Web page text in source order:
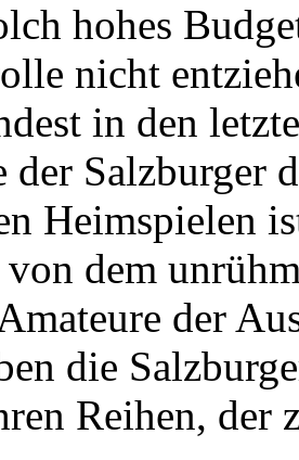
hohes
nicht
in den
der Salzburger
Heimspielen
dem
der
die
Reihen, der